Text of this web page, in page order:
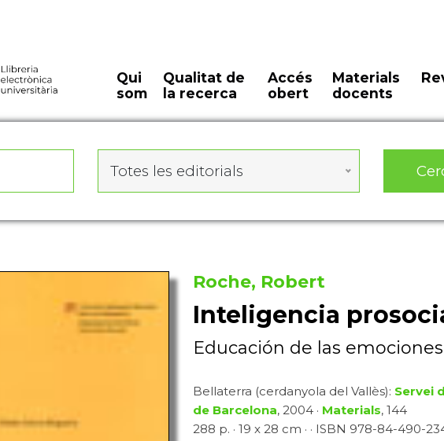
Qui
som
Qualitat de
la recerca
Accés
obert
Materials
docents
Totes les editorials
Roche, Robert
Inteligencia
Educación de las
Bellaterra (cerdanyola del Vallès): Servei
de Barcelona, 2004 · Materials, 144
288 p. · 19 x 28 cm · · ISBN 978-84-490-